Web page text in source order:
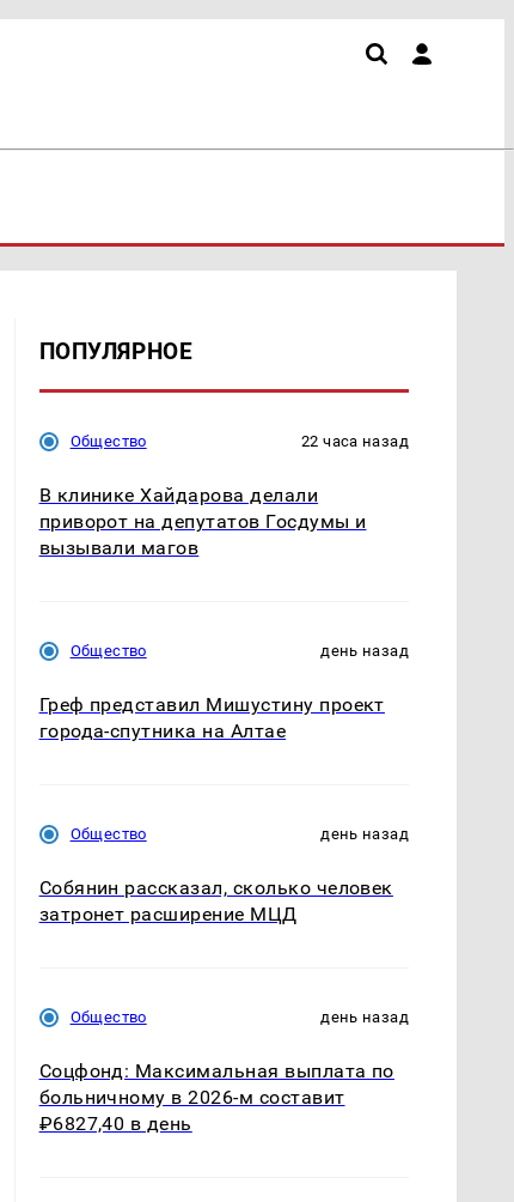
ПОПУЛЯРНОЕ
Общество 22 часа назад
В клинике Хайдарова делали
приворот на депутатов Госдумы и
вызывали магов
Общество день назад
Греф представил Мишустину проект
города-спутника на Алтае
Общество день назад
Собянин рассказал, сколько человек
затронет расширение МЦД
Общество день назад
Соцфонд: Максимальная выплата по
больничному в 2026-м составит
₽6827,40 в день